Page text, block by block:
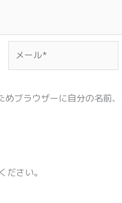
めブラウザーに自分の名前
ださい。